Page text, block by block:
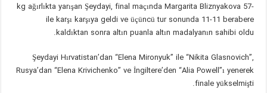
-57 kg ağırlıkta yarışan Şeydayi, final maçında Margarita Bliznyakova
ile karşı karşıya geldi ve üçüncü tur sonunda 11-11 berabere
kaldıktan sonra altın puanla altın madalyanın sahibi oldu.
Şeydayi Hırvatistan’dan “Elena Mironyuk” ile “Nikita Glasnovich”,
Rusya’dan “Elena Krivichenko” ve İngiltere’den “Alia Powell”ı yenerek
finale yükselmişti.